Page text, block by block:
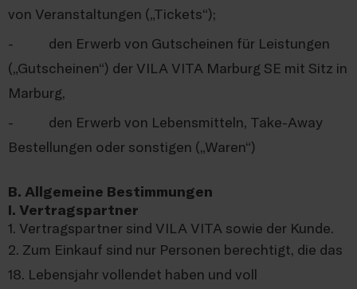
von Veranstaltungen („Tickets“);
- den Erwerb von Gutscheinen für Leistungen
(„Gutscheinen“) der VILA VITA Marburg SE mit Sitz in
Marburg,
- den Erwerb von Lebensmitteln, Take-Away
Bestellungen oder sonstigen („Waren“)
B. Allgemeine Bestimmungen
I. Vertragspartner
1. Vertragspartner sind VILA VITA sowie der Kunde.
2. Zum Einkauf sind nur Personen berechtigt, die das
18. Lebensjahr vollendet haben und voll